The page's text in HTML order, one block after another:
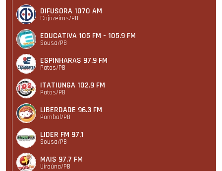
DIFUSORA 1070 AM
Cajazeiras/PB
EDUCATIVA 105 FM - 105.9 FM
Sousa/PB
ESPINHARAS 97.9 FM
Patos/PB
ITATIUNGA 102.9 FM
Patos/PB
LIBERDADE 96.3 FM
Pombal/PB
LIDER FM 97,1
Sousa/PB
MAIS 97.7 FM
Uiraúna/PB